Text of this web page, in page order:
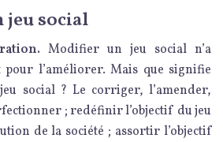
jeu social
Modifier un jeu social n’a
pour l’améliorer. Mais que signifie
social ? Le corriger, l’amender,
; redéfinir l’objectif du jeu
de la société ; assortir l’objectif